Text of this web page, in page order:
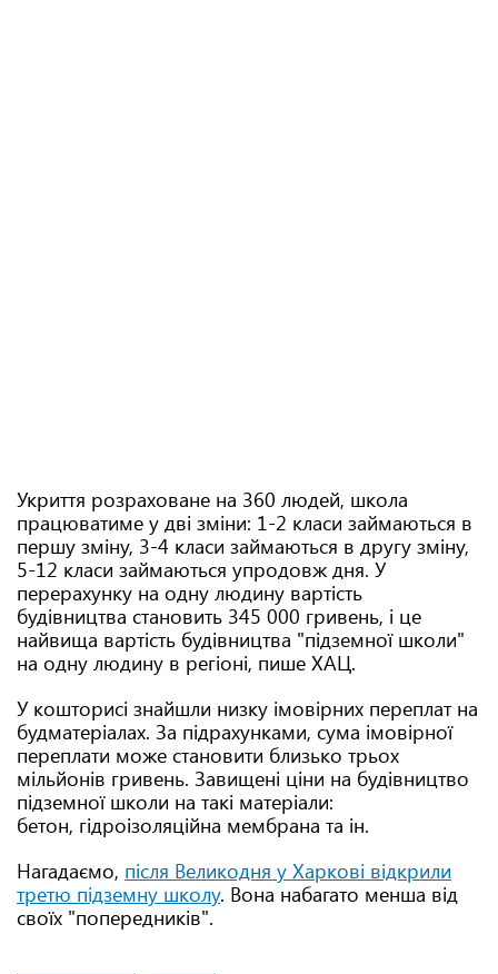
Укриття розраховане на 360 людей, школа
працюватиме у дві зміни: 1-2 класи займаються в
першу зміну, 3-4 класи займаються в другу зміну,
5-12 класи займаються упродовж дня. У
перерахунку на одну людину вартість
будівництва становить 345 000 гривень, і це
найвища вартість будівництва "підземної школи"
на одну людину в регіоні, пише ХАЦ.
У кошторисі знайшли низку імовірних переплат на
будматеріалах. За підрахунками, сума імовірної
переплати може становити близько трьох
мільйонів гривень. Завищені ціни на будівництво
підземної школи на такі матеріали:
бетон, гідроізоляційна мембрана та ін.
Нагадаємо, після Великодня у Харкові відкрили
третю підземну школу. Вона набагато менша від
своїх "попередників".